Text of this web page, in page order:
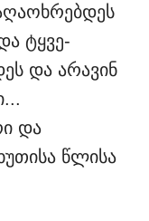
ტყვე-
და არავინ
და
წლისა